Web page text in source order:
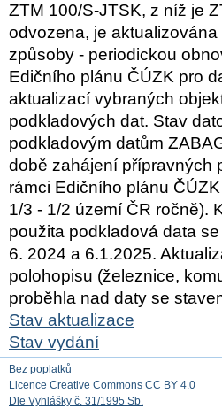
ZTM 100/S-JTSK, z níž je
odvozena, je
způsoby - periodickou
Edičního plánu ČÚZK pro
aktualizací vybraných
podkladových dat. Stav
podkladovým datům
době zahájení přípravných
rámci Edičního plánu
1/3 - 1/2 území ČR ročně).
použita podkladová data
6. 2024 a 6.1.2025.
polohopisu (železnice,
proběhla nad daty se
Stav aktualizace
Stav vydání
Bez poplatků
Licence Creative Commons CC BY 4.0
Dle Vyhlášky č. 31/1995 Sb.